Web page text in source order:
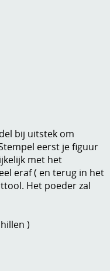
bij uitstek om
eerst je figuur
met het
eraf ( en terug in het
Het poeder zal
)